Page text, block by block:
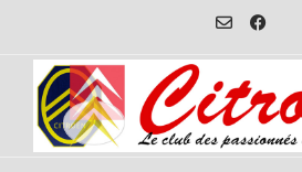
content